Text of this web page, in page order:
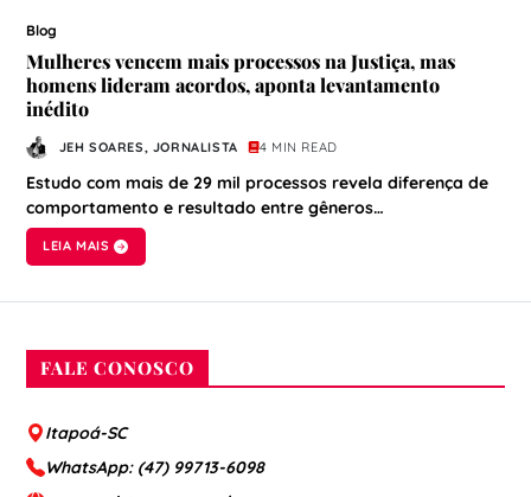
Blog
Mulheres vencem mais processos na Justiça, mas
homens lideram acordos, aponta levantamento
inédito
JEH SOARES, JORNALISTA 4 MIN READ
Estudo com mais de 29 mil processos revela diferença de
comportamento e resultado entre gêneros…
LEIA MAIS
FALE CONOSCO
Itapoá-SC
WhatsApp: (47) 99713-6098